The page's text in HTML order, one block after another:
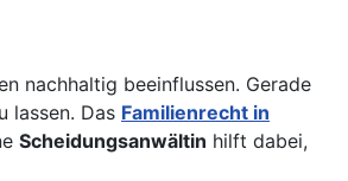
nachhaltig beeinflussen. Gerade
lassen. Das Familienrecht in
Scheidungsanwältin hilft dabei,